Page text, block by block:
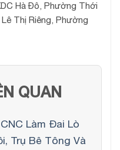
Hà Đô, Phường Thới
Thị Riêng, Phường
QUAN
Làm Đai Lò
Trụ Bê Tông Và